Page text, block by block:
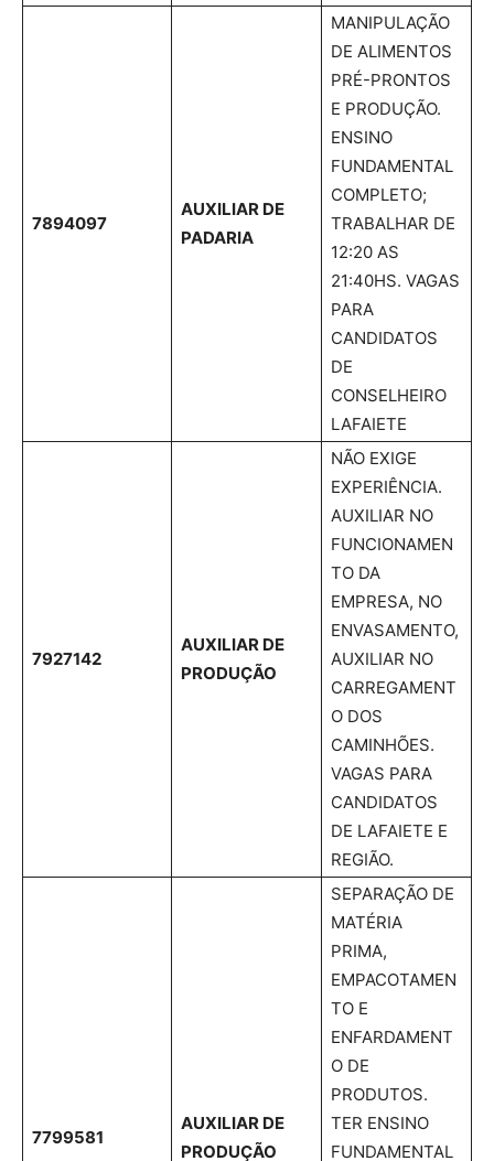
7894097
AUXILIAR DE
PADARIA
MANIPULAÇÃO
DE ALIMENTOS
PRÉ-PRONTOS
E PRODUÇÃO.
ENSINO
FUNDAMENTAL
COMPLETO;
TRABALHAR DE
12:20 AS
21:40HS. VAGAS
PARA
CANDIDATOS
DE
CONSELHEIRO
LAFAIETE
7927142
AUXILIAR DE
PRODUÇÃO
NÃO EXIGE
EXPERIÊNCIA.
AUXILIAR NO
FUNCIONAMEN
TO DA
EMPRESA, NO
ENVASAMENTO,
AUXILIAR NO
CARREGAMENT
O DOS
CAMINHÕES.
VAGAS PARA
CANDIDATOS
DE LAFAIETE E
REGIÃO.
7799581
AUXILIAR DE
PRODUÇÃO
SEPARAÇÃO DE
MATÉRIA
PRIMA,
EMPACOTAMEN
TO E
ENFARDAMENT
O DE
PRODUTOS.
TER ENSINO
FUNDAMENTAL